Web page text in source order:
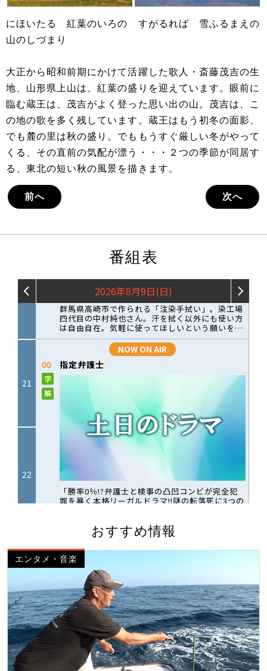
にほいたる 紅葉のいろの すがるれば 雪ふるまえの
山のしづまり
大正から昭和前期にかけて活躍した歌人・斎藤茂吉の生
地、山形県上山は、紅葉の盛りを迎えています。眼前に
臨む蔵王は、茂吉がよく登った思い出の山。茂吉は、こ
の地の歌を多く残しています。蔵王はもう初冬の面影、
でも麓の里は秋の盛り。でももうすぐ厳しい冬がやって
くる、その直前の気配が漂う・・・２つの季節が同居す
る、東北の短い秋の風景を描きます。
前へ 次へ
番組表
おすすめ情報
エンタメ・音楽